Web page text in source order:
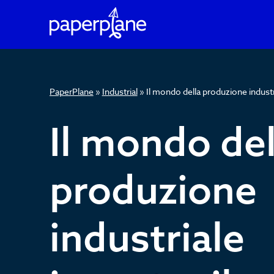
PaperPlane» Industrial» Il mondo della produzione
Il
mondo
della
Il mondo
produzione
industriale